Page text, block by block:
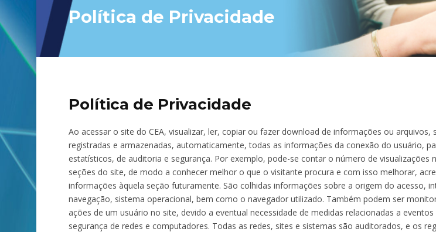
Política de Privacidade
Política de Privacidade
Ao acessar o site do CEA, visualizar, ler, copiar ou fazer download de informações ou arquivos,
registradas e armazenadas, automaticamente, todas as informações da conexão do usuário,
estatísticos, de auditoria e segurança. Por exemplo, pode-se contar o número de visualizações
seções do site, de modo a conhecer melhor o que o visitante procura e com isso melhorar,
informações àquela seção futuramente. São colhidas informações sobre a origem do acesso,
navegação, sistema operacional, bem como o navegador utilizado. Também podem ser
ações de um usuário no site, devido a eventual necessidade de medidas relacionadas a
segurança de redes e computadores. Todas as redes, sites e sistemas são auditorados, e os